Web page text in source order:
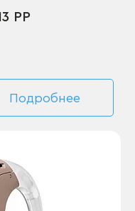
PP
Подробнее